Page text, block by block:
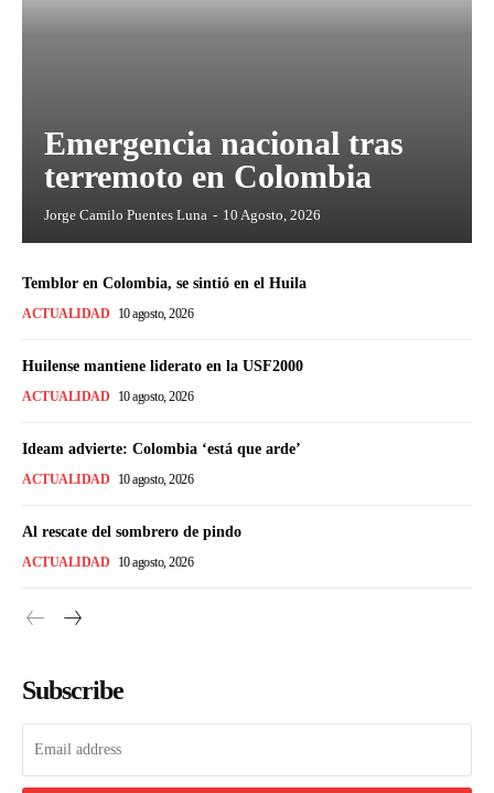
Emergencia nacional tras
terremoto en Colombia
Jorge Camilo Puentes Luna - 10 Agosto, 2026
Temblor en Colombia, se sintió en el Huila
ACTUALIDAD 10 agosto, 2026
Huilense mantiene liderato en la USF2000
ACTUALIDAD 10 agosto, 2026
Ideam advierte: Colombia ‘está que arde’
ACTUALIDAD 10 agosto, 2026
Al rescate del sombrero de pindo
ACTUALIDAD 10 agosto, 2026
Subscribe